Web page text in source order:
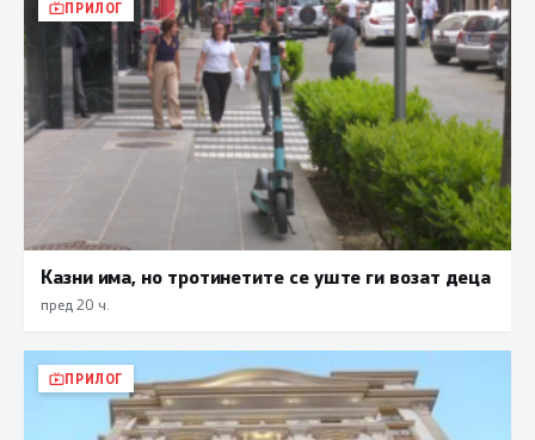
ПРИЛОГ
Казни има, но тротинетите се уште ги возат деца
пред 20 ч.
ПРИЛОГ